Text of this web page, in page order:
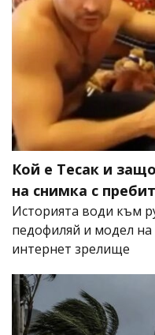
Кой е Тесак и
на снимка с
Историята води към
педофиляй и модел
интернет зрелище